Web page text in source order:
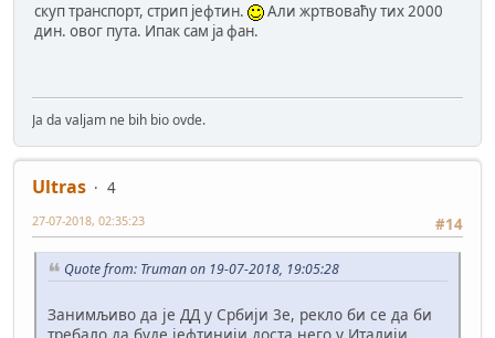
скуп транспорт, стрип јефтин.
Али жртвоваћу тих 2000
дин. овог пута. Ипак сам ја фан.
Ja da valjam ne bih bio ovde.
Ultras
4
#14
27-07-2018, 02:35:23
Quote from: Truman on 19-07-2018, 19:05:28
Занимљиво да је ДД у Србији 3е, рекло би се да би